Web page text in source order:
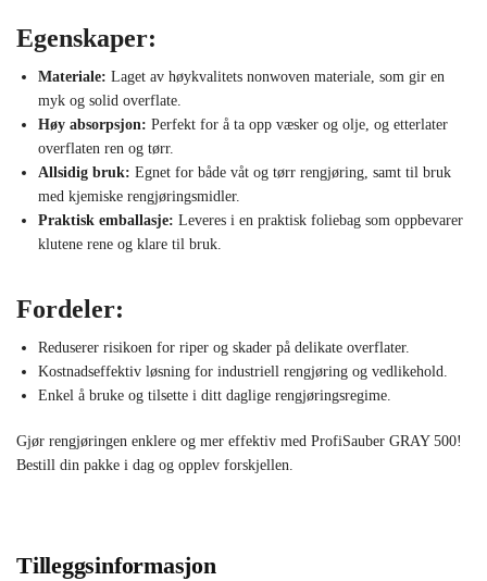
Egenskaper:
Materiale: Laget av høykvalitets nonwoven materiale, som gir en
myk og solid overflate.
Høy absorpsjon: Perfekt for å ta opp væsker og olje, og etterlater
overflaten ren og tørr.
Allsidig bruk: Egnet for både våt og tørr rengjøring, samt til bruk
med kjemiske rengjøringsmidler.
Praktisk emballasje: Leveres i en praktisk foliebag som oppbevarer
klutene rene og klare til bruk.
Fordeler:
Reduserer risikoen for riper og skader på delikate overflater.
Kostnadseffektiv løsning for industriell rengjøring og vedlikehold.
Enkel å bruke og tilsette i ditt daglige rengjøringsregime.
Gjør rengjøringen enklere og mer effektiv med ProfiSauber GRAY 500!
Bestill din pakke i dag og opplev forskjellen.
Tilleggsinformasjon